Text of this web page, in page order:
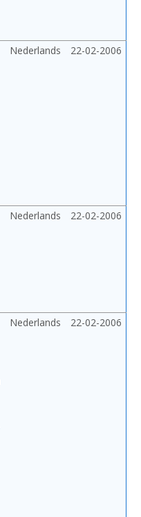
Nederlands 22-02-2006
Nederlands 22-02-2006
Nederlands 22-02-2006